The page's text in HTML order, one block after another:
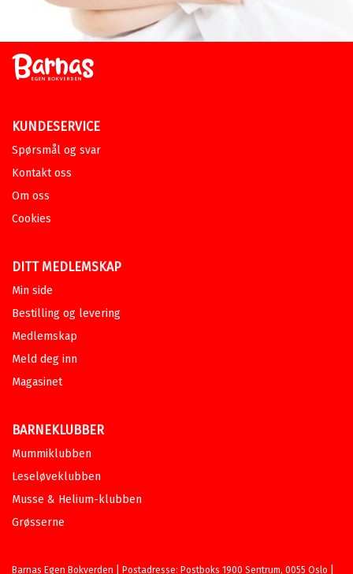
KUNDESERVICE
Spørsmål og svar
Kontakt oss
Om oss
Cookies
DITT MEDLEMSKAP
Min side
Bestilling og levering
Medlemskap
Meld deg inn
Magasinet
BARNEKLUBBER
Mummiklubben
Leseløveklubben
Musse & Helium-klubben
Grøsserne
Barnas Egen Bokverden | Postadresse: Postboks 1900 Sentrum, 0055 Oslo |